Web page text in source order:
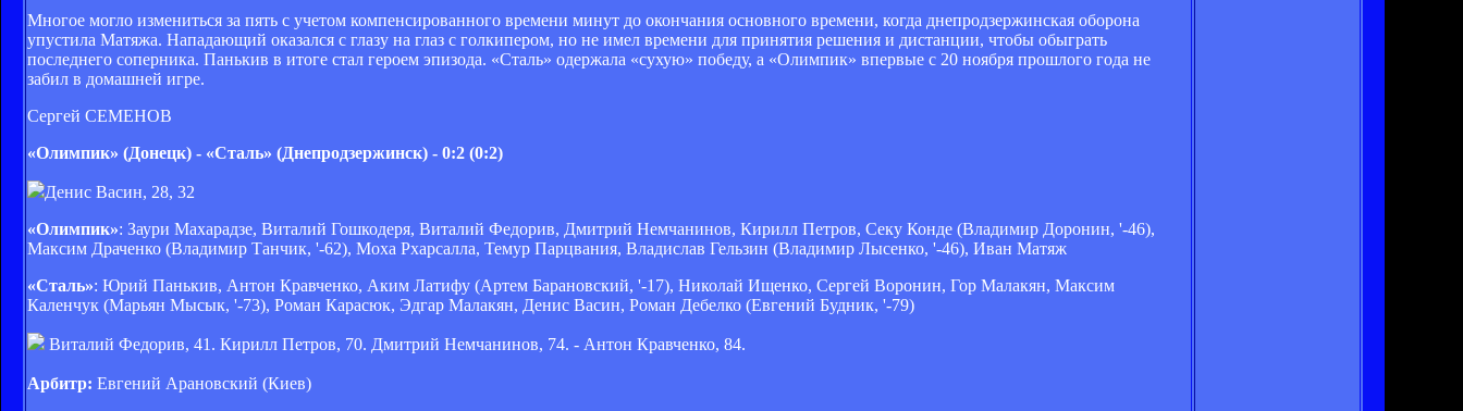
Многое могло измениться за пять с учетом компенсированного времени минут до окончания основного времени, когда днепродзержинская оборона
упустила Матяжа. Нападающий оказался с глазу на глаз с голкипером, но не имел времени для принятия решения и дистанции, чтобы обыграть
последнего соперника. Панькив в итоге стал героем эпизода. «Сталь» одержала «сухую» победу, а «Олимпик» впервые с 20 ноября прошлого года не
забил в домашней игре.
Сергей СЕМЕНОВ
«Олимпик» (Донецк) - «Сталь» (Днепродзержинск) - 0:2 (0:2)
Денис Васин, 28, 32
«Олимпик»: Заури Махарадзе, Виталий Гошкодеря, Виталий Федорив, Дмитрий Немчанинов, Кирилл Петров, Секу Конде (Владимир Доронин, '-46),
Максим Драченко (Владимир Танчик, '-62), Моха Рхарсалла, Темур Парцвания, Владислав Гельзин (Владимир Лысенко, '-46), Иван Матяж
«Сталь»: Юрий Панькив, Антон Кравченко, Аким Латифу (Артем Барановский, '-17), Николай Ищенко, Сергей Воронин, Гор Малакян, Максим
Каленчук (Марьян Мысык, '-73), Роман Карасюк, Эдгар Малакян, Денис Васин, Роман Дебелко (Евгений Будник, '-79)
Виталий Федорив, 41. Кирилл Петров, 70. Дмитрий Немчанинов, 74. - Антон Кравченко, 84.
Арбитр: Евгений Арановский (Киев)